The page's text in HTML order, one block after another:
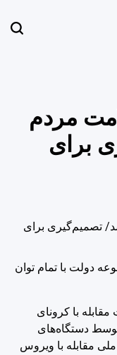
مردم
برای
دولت با تمام توان
با کرونای
دستگاه‌های
مقابله با ویروس